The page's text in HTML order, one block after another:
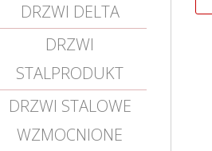
DRZWI DELTA
DRZWI
STALPRODUKT
DRZWI STALOWE
WZMOCNIONE